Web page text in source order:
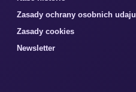
Zasady ochrany osobnich udaju
Zasady cookies
Newsletter